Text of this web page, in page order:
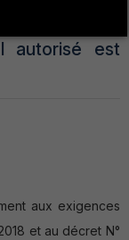
autorisé est
aux exigences
et au décret N°